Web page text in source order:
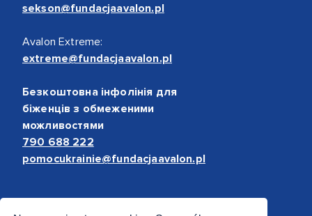
sekson@fundacjaavalon.pl
Avalon Extreme:
extreme@fundacjaavalon.pl
Безкоштовна інфолінія для
біженців з обмеженими
можливостями
790 688 222
pomocukrainie@fundacjaavalon.pl